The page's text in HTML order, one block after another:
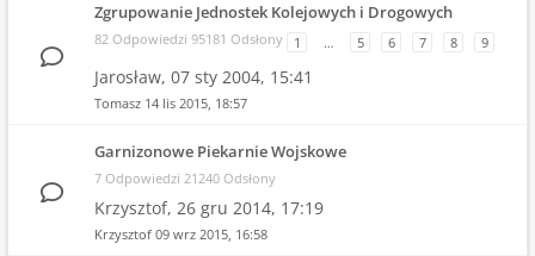
Zgrupowanie Jednostek Kolejowych i Drogowych
82 Odpowiedzi 95181 Odsłony 1 … 5 6 7 8 9
Jarosław, 07 sty 2004, 15:41
Tomasz 14 lis 2015, 18:57
Garnizonowe Piekarnie Wojskowe
7 Odpowiedzi 21240 Odsłony
Krzysztof, 26 gru 2014, 17:19
Krzysztof 09 wrz 2015, 16:58